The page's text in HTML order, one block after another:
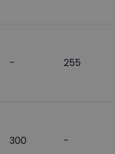
- 255
300 -